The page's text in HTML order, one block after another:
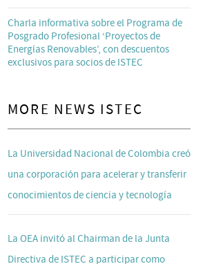
Charla informativa sobre el Programa de
Posgrado Profesional ‘Proyectos de
Energías Renovables’, con descuentos
exclusivos para socios de ISTEC
MORE NEWS ISTEC
La Universidad Nacional de Colombia creó
una corporación para acelerar y transferir
conocimientos de ciencia y tecnología
La OEA invitó al Chairman de la Junta
Directiva de ISTEC a participar como